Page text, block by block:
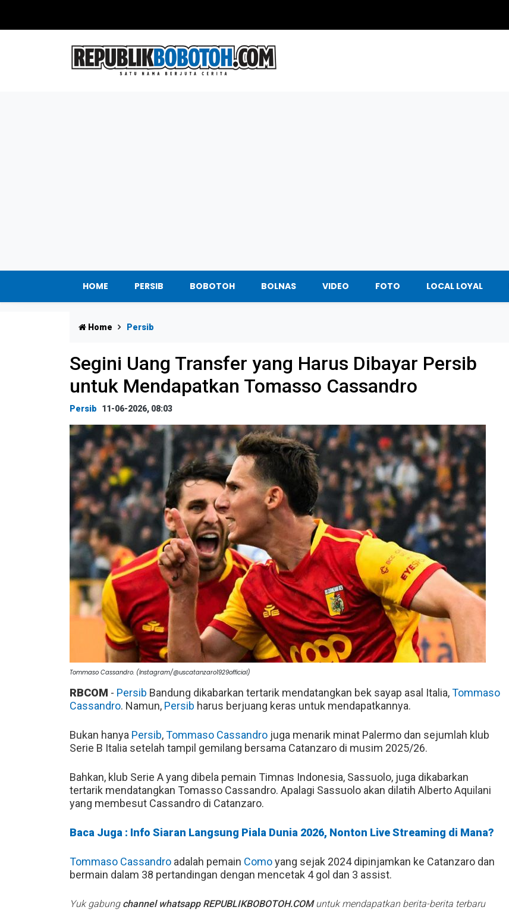
HOME PERSIB BOBOTOH BOLNAS VIDEO FOTO LOCAL LOYAL
Home Persib
Segini Uang Transfer yang Harus Dibayar Persib
untuk Mendapatkan Tomasso Cassandro
Persib 11-06-2026, 08:03
Tommaso Cassandro. (Instagram/@uscatanzaro1929official)
RBCOM - Persib Bandung dikabarkan tertarik mendatangkan bek sayap asal Italia,Tommaso
Cassandro. Namun, Persib harus berjuang keras untuk mendapatkannya.
Bukan hanya Persib,Tommaso Cassandro juga menarik minat Palermo dan sejumlah klub
Serie B Italia setelah tampil gemilang bersama Catanzaro di musim 2025/26.
Bahkan, klub Serie A yang dibela pemain Timnas Indonesia, Sassuolo, juga dikabarkan
tertarik mendatangkan Tomasso Cassandro. Apalagi Sassuolo akan dilatih Alberto Aquilani
yang membesut Cassandro di Catanzaro.
Baca Juga : Info Siaran Langsung Piala Dunia 2026, Nonton Live Streaming di Mana?
Tommaso Cassandro adalah pemain Comoyang sejak 2024 dipinjamkan ke Catanzaro dan
bermain dalam 38 pertandingan dengan mencetak 4 gol dan 3 assist.
Yuk gabung channel whatsapp REPUBLIKBOBOTOH.COMuntuk mendapatkan berita-berita terbaru